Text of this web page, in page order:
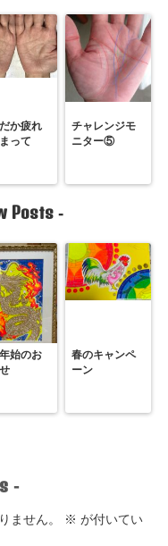
か疲れ
って
チャレンジモ
ニター⑤
Posts -
始のお
春のキャンペ
ーン
-
ません。 ※ が付いてい